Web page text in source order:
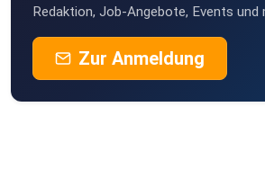
Redaktion, Job-Angebote, Events und
Zur Anmeldung